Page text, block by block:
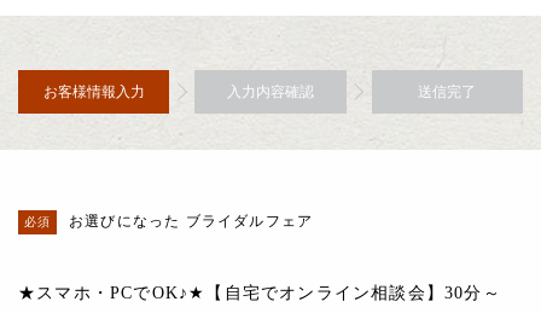
お客様情報入力 入力内容確認 送信完了
お選びになった ブライダルフェア
★スマホ・PCでOK♪★【自宅でオンライン相談会】30分～